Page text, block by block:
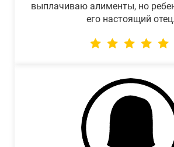
выплачиваю алименты, но
его настоящий отец.